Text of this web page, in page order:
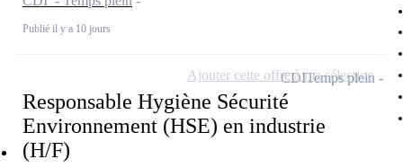
Publié il y a 10 jours
Responsable Hygiène Sécurité
Environnement (HSE) en industrie
(H/F)
CDITemps plein
Ajouter cette offre à ma sélection